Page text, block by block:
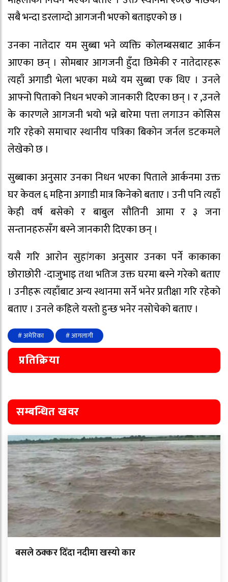
सबै भन्दा डरलाग्दो आगजनी भएको बताइएको छ ।
उनका नातेदार यम सुब्बा भने व्यक्ति कोलम्बसबाट आर्कन
आएका छन् । सोमबार आगजनी हुँदा छिमेकी र नातेदारहरू
त्यहाँ अगाडी भेला भएका मध्ये यम सुब्बा एक थिए । उनले
आफ्नो पिताको निधन भएको जानकारी दिएका छन् । र ,उनले
के कारणले आगजनी भयो भन्ने बारेमा पत्ता लगाउन कोसिस
गरि रहेको समाचार स्थानीय पत्रिका बिकोन जर्नल डटकमले
लेखेको छ ।
सुब्बाका अनुसार उनका निधन भएका पिताले आर्कनमा उक्त
घर केवल ६ महिना अगाडी मात्र किनेको बताए । उनी पनि त्यहाँ
केही वर्ष बसेको र बाबुल सौतिनी आमा र ३ जना
सन्तानहरुसँग बस्ने जानकारी दिएका छन् ।
यसै गरि आरोन सुहांगका अनुसार उनका पर्ने काकाका
छोराछोरी -दाजुभाइ तथा भतिज उक्त घरमा बस्ने गरेको बताए
। उनीहरू त्यहाँबाट अन्य स्थानमा सर्ने भनेर प्रतीक्षा गरि रहेको
बताए । उनले कहिले यस्तो हुन्छ भनेर नसोचेको बताए ।
# अमेरिका # आगलागी
प्रतिक्रिया
सम्बन्धित खवर
बसले ठक्कर दिँदा नदीमा खस्यो कार